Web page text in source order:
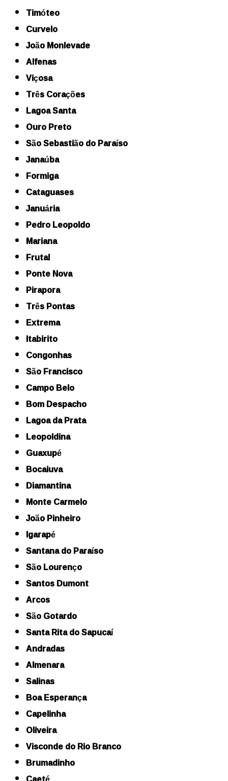
Timóteo
Curvelo
João Monlevade
Alfenas
Viçosa
Três Corações
Lagoa Santa
Ouro Preto
São Sebastião do Paraíso
Janaúba
Formiga
Cataguases
Januária
Pedro Leopoldo
Mariana
Frutal
Ponte Nova
Pirapora
Três Pontas
Extrema
Itabirito
Congonhas
São Francisco
Campo Belo
Bom Despacho
Lagoa da Prata
Leopoldina
Guaxupé
Bocaiuva
Diamantina
Monte Carmelo
João Pinheiro
Igarapé
Santana do Paraíso
São Lourenço
Santos Dumont
Arcos
São Gotardo
Santa Rita do Sapucaí
Andradas
Almenara
Salinas
Boa Esperança
Capelinha
Oliveira
Visconde do Rio Branco
Brumadinho